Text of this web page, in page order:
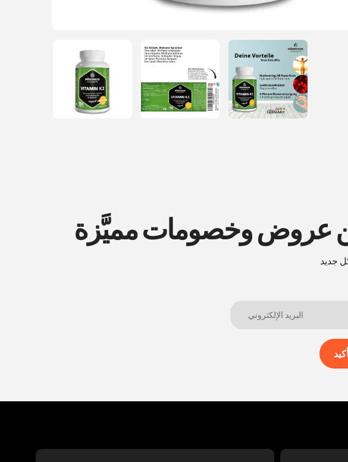
من عروض وخصومات مميَّزة
جديد